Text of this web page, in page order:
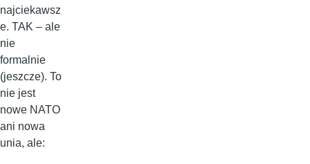
najciekawsz
e. TAK – ale
nie
formalnie
(jeszcze). To
nie jest
nowe NATO
ani nowa
unia, ale: